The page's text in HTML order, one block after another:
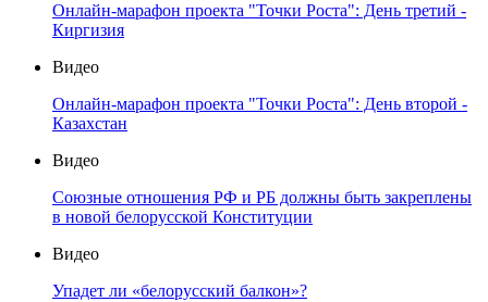
Онлайн-марафон проекта "Точки Роста": День третий -
Киргизия
Видео
Онлайн-марафон проекта "Точки Роста": День второй -
Казахстан
Видео
Союзные отношения РФ и РБ должны быть закреплены
в новой белорусской Конституции
Видео
Упадет ли «белорусский балкон»?